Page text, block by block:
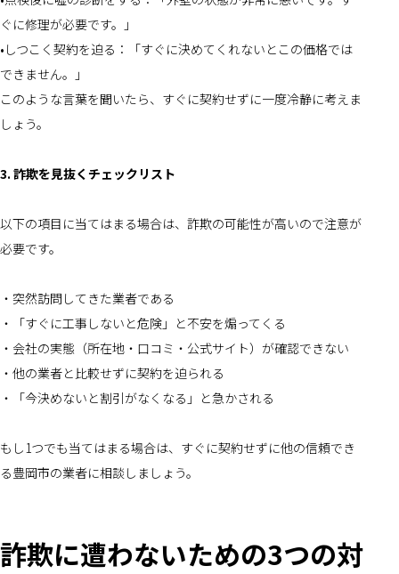
ぐに修理が必要です。」
•しつこく契約を迫る：「すぐに決めてくれないとこの価格では
できません。」
このような言葉を聞いたら、すぐに契約せずに一度冷静に考えま
しょう。
3. 詐欺を見抜くチェックリスト
以下の項目に当てはまる場合は、詐欺の可能性が高いので注意が
必要です。
・突然訪問してきた業者である
・「すぐに工事しないと危険」と不安を煽ってくる
・会社の実態（所在地・口コミ・公式サイト）が確認できない
・他の業者と比較せずに契約を迫られる
・「今決めないと割引がなくなる」と急かされる
もし1つでも当てはまる場合は、すぐに契約せずに他の信頼でき
る豊岡市の業者に相談しましょう。
詐欺に遭わないための3つの対